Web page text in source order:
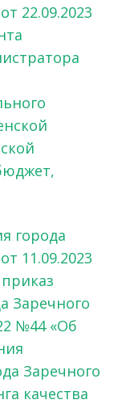
22.09.2023
города
11.09.2023
Заречного
№44 «Об
Заречного
качества